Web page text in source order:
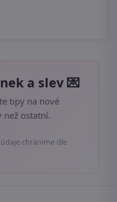
a slev 💌
tipy na nové
než ostatní.
chráníme dle